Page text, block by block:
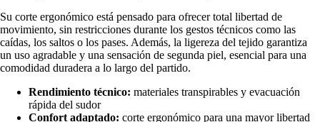
Su corte ergonómico está pensado para ofrecer total libertad de
movimiento, sin restricciones durante los gestos técnicos como las
caídas, los saltos o los pases. Además, la ligereza del tejido garantiza
un uso agradable y una sensación de segunda piel, esencial para una
comodidad duradera a lo largo del partido.
Rendimiento técnico: materiales transpirables y evacuación
rápida del sudor
Confort adaptado: corte ergonómico para una mayor libertad